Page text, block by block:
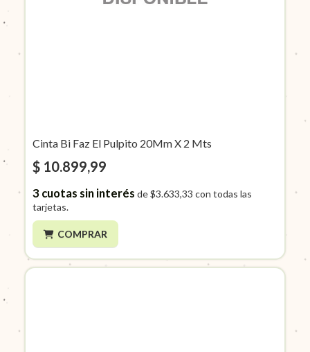
Cinta Bi Faz El Pulpito 20Mm X 2 Mts
$ 10.899,99
3cuotas sin interés de$3.633,33 con todas las
tarjetas.
COMPRAR